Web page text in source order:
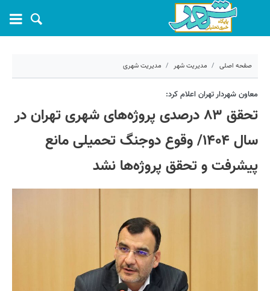
صفحه اصلی مدیریت شهر مدیریت شهری
۲۳ خرداد ۱۴۰۵ - ۱۵:۱۱
کد مطلب: 81886
معاون شهردار تهران اعلام کرد:
تحقق ۸۳ درصدی پروژه‌های شهری تهران در
سال ۱۴۰۴/ وقوع دوجنگ تحمیلی مانع
پیشرفت و تحقق پروژه‌ها نشد